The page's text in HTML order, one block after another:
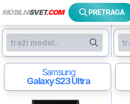
MOBILNISVET.COM PRETRAGA
Samsung
Galaxy S23 Ultra